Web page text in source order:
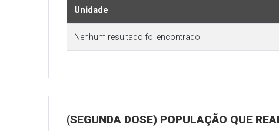
Unidade
Nenhum resultado foi encontrado.
(SEGUNDA DOSE) POPULAÇÃO QUE